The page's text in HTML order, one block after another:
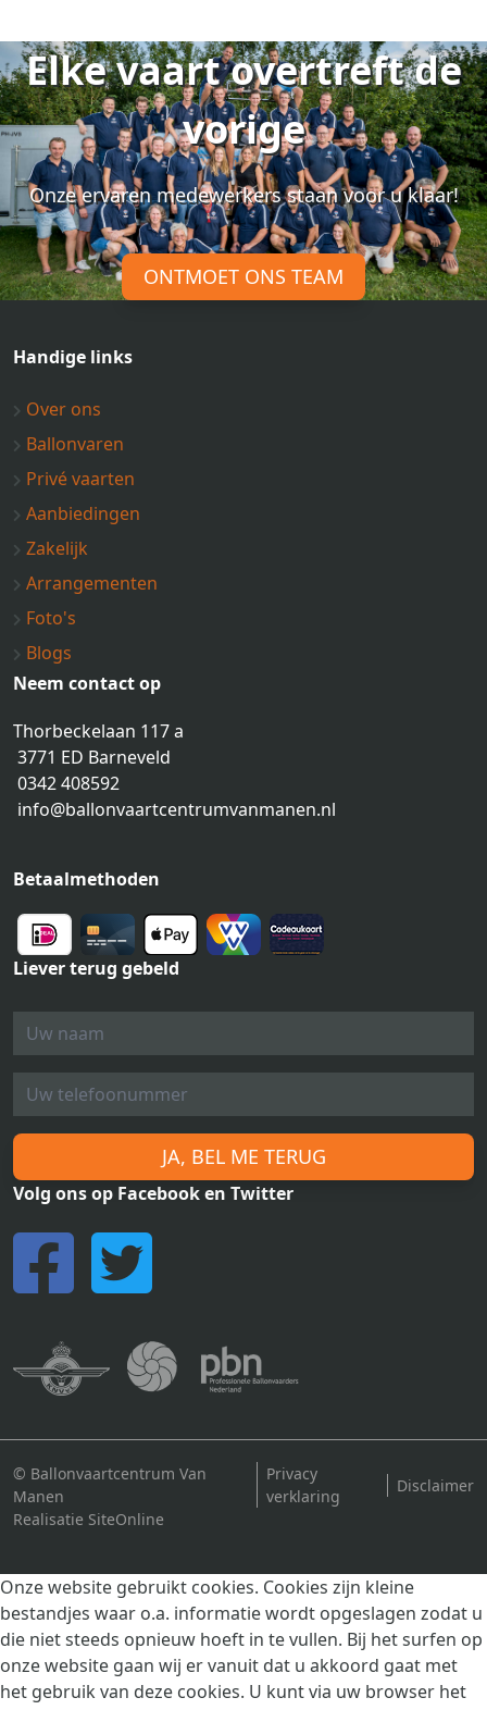
Elke vaart overtreft de
vorige
Onze ervaren medewerkers staan voor u klaar!
ONTMOET ONS TEAM
Handige links
Over ons
Ballonvaren
Privé vaarten
Aanbiedingen
Zakelijk
Arrangementen
Foto's
Blogs
Neem contact op
Thorbeckelaan 117 a
3771 ED Barneveld
0342 408592
info@ballonvaartcentrumvanmanen.nl
Betaalmethoden
Liever terug gebeld
JA, BEL ME TERUG
Volg ons op Facebook en Twitter
© Ballonvaartcentrum Van
Manen
Privacy
verklaring
Disclaimer
Realisatie SiteOnline
Onze website gebruikt cookies. Cookies zijn kleine
bestandjes waar o.a. informatie wordt opgeslagen zodat u
die niet steeds opnieuw hoeft in te vullen. Bij het surfen op
onze website gaan wij er vanuit dat u akkoord gaat met
het gebruik van deze cookies. U kunt via uw browser het